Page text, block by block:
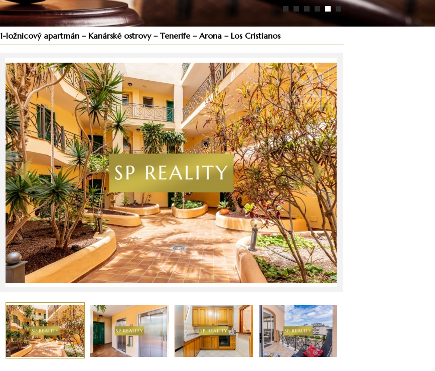
1-ložnicový apartmán – Kanárské ostrovy – Tenerife – Arona – Los Cristianos